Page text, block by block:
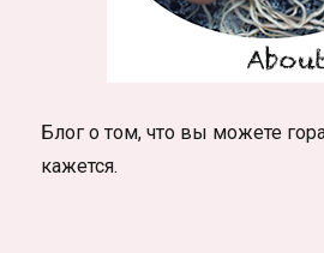
Блог о том, что вы можете
кажется.